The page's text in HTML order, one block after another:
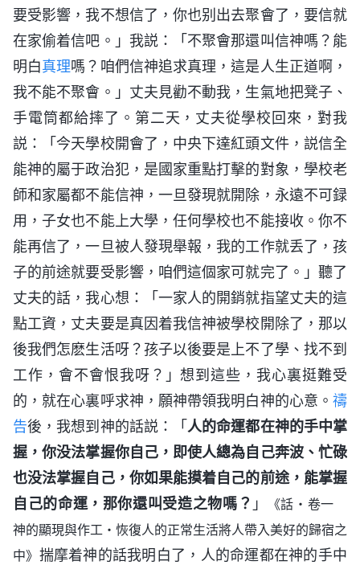
要受影響，我不想信了，你也别出去聚會了，要信就
在家偷着信吧。」我説：「不聚會那還叫信神嗎？能
明白真理嗎？咱們信神追求真理，這是人生正道啊，
我不能不聚會。」丈夫見勸不動我，生氣地把凳子、
手電筒都給摔了。第二天，丈夫從學校回來，對我
説：「今天學校開會了，中央下達紅頭文件，説信全
能神的屬于政治犯，是國家重點打擊的對象，學校老
師和家屬都不能信神，一旦發現就開除，永遠不可録
用，子女也不能上大學，任何學校也不能接收。你不
能再信了，一旦被人發現舉報，我的工作就丢了，孩
子的前途就要受影響，咱們這個家可就完了。」聽了
丈夫的話，我心想：「一家人的開銷就指望丈夫的這
點工資，丈夫要是真因着我信神被學校開除了，那以
後我們怎麽生活呀？孩子以後要是上不了學、找不到
工作，會不會恨我呀？」想到這些，我心裏挺難受
的，就在心裏呼求神，願神帶領我明白神的心意。 禱
告後，我想到神的話説：「人的命運都在神的手中掌
握，你没法掌握你自己，即使人總為自己奔波、忙碌
也没法掌握自己，你如果能摸着自己的前途，能掌握
自己的命運，那你還叫受造之物嗎？ 」
《話・卷一
神的顯現與作工・恢復人的正常生活將人帶入美好的歸宿之
中》 揣摩着神的話我明白了，人的命運都在神的手中